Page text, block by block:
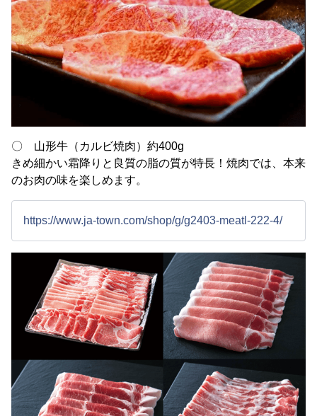
〇 山形牛（カルビ焼肉）約400g
きめ細かい霜降りと良質の脂の質が特長！焼肉では、本来
のお肉の味を楽しめます。
https://www.ja-town.com/shop/g/g2403-meatl-222-4/